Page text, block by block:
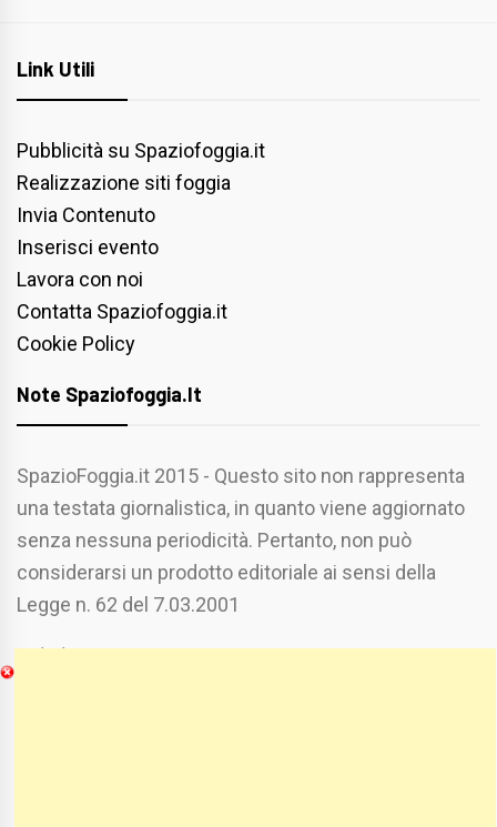
Link Utili
Pubblicità su Spaziofoggia.it
Realizzazione siti foggia
Invia Contenuto
Inserisci evento
Lavora con noi
Contatta Spaziofoggia.it
Cookie Policy
Note Spaziofoggia.it
SpazioFoggia.it 2015 - Questo sito non rappresenta
una testata giornalistica, in quanto viene aggiornato
senza nessuna periodicità. Pertanto, non può
considerarsi un prodotto editoriale ai sensi della
Legge n. 62 del 7.03.2001
Chi Siamo